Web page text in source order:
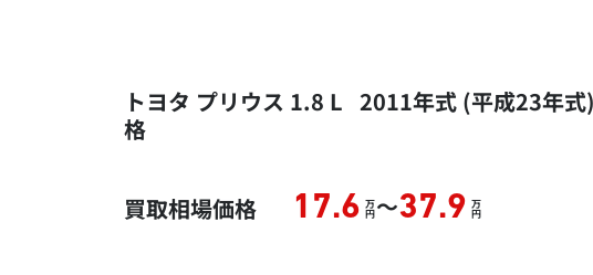
トヨタ プリウス 1.8 L 2011年式 (平成23年
格
買取相場価格 17.6 万
円～37.9 万
円